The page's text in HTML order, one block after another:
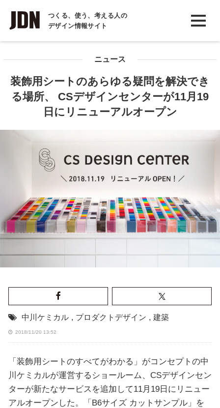
つくる、使う、考える人の
デザイン情報サイト
INTERVIEW
インタビュー
COLUMN
コラム
ニュース
装飾用シートのあらゆる疑問を解決でき
る場所、 CSデザインセンターが11月19
日にリニューアルオープン
中川ケミカル , プロダクトデザイン , 建築
2018/11/20 13:52
「装飾用シートのすべてがわかる」がコンセプトの中
川ケミカルが運営するショールーム、CSデザインセン
ターが新たなサービスを追加して11月19日にリニュー
アルオープンした。「B6サイズ カットサンプル」を